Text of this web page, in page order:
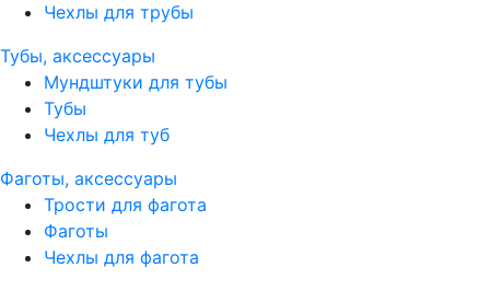
Чехлы для трубы
Тубы, аксессуары
Мундштуки для тубы
Тубы
Чехлы для туб
Фаготы, аксессуары
Трости для фагота
Фаготы
Чехлы для фагота